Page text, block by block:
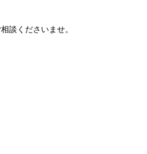
談くださいませ。